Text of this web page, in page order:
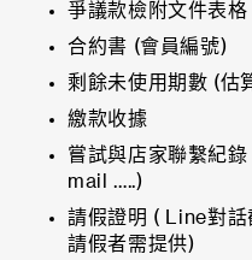
爭議款檢附文件表格
合約書 (會員編號)
剩餘未使用期數 (估
繳款收據
嘗試與店家聯繫紀
mail …..)
請假證明 ( Line對話
請假者需提供)